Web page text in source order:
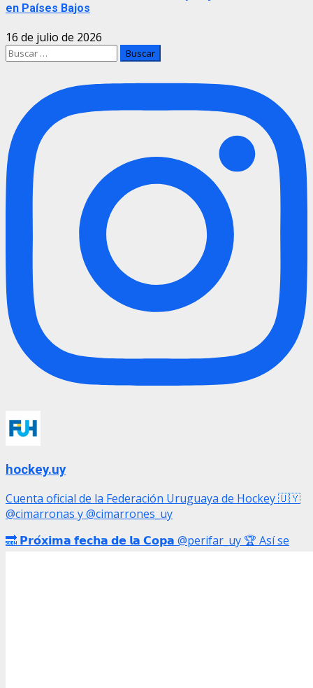
en Países Bajos
16 de julio de 2026
Buscar:
hockey.uy
Cuenta oficial de la Federación Uruguaya de Hockey 🇺🇾
@cimarronas y @cimarrones_uy
🔜 𝗣𝗿𝗼́𝘅𝗶𝗺𝗮 𝗳𝗲𝗰𝗵𝗮 𝗱𝗲 𝗹𝗮 𝗖𝗼𝗽𝗮 @perifar_uy 🏆 Así se